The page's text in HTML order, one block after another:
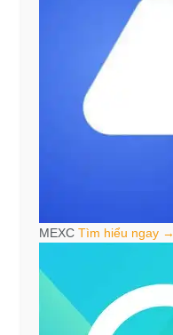
MEXC Tìm hiểu ngay →